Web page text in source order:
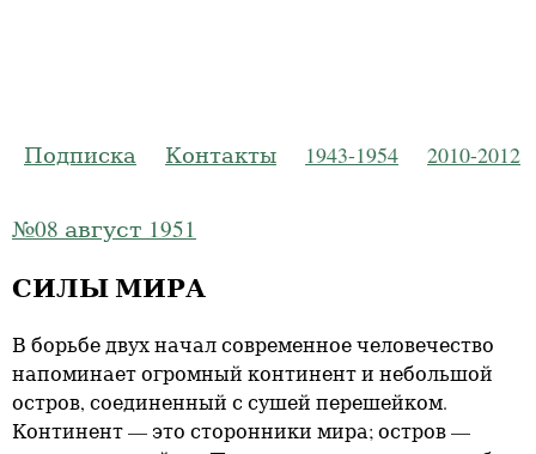
Подписка Контакты 1943-1954 2010-2012
№08 август 1951
СИЛЫ МИРА
В борьбе двух начал современное человечество
напоминает огромный континент и небольшой
остров, соединенный с сушей перешейком.
Континент — это сторонники мира; остров —